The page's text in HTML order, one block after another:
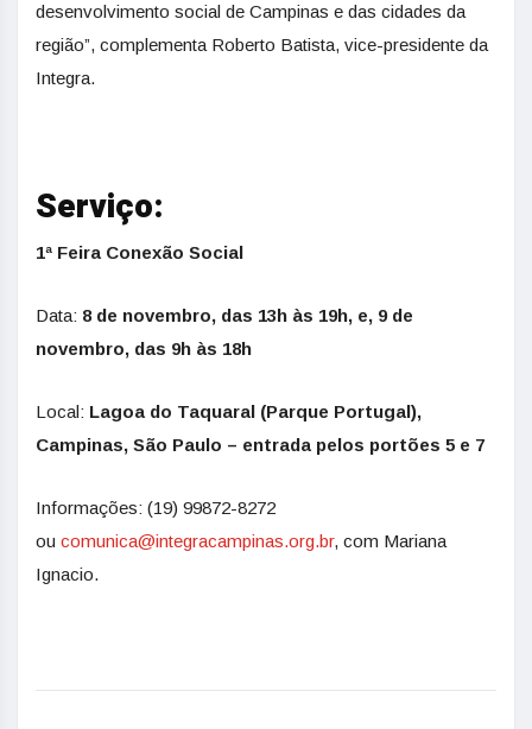
desenvolvimento social de Campinas e das cidades da
região”, complementa Roberto Batista, vice-presidente da
Integra.
Serviço:
1ª Feira Conexão Social
Data: 8 de novembro, das 13h às 19h, e, 9 de
novembro, das 9h às 18h
Local: Lagoa do Taquaral (Parque Portugal),
Campinas, São Paulo – entrada pelos portões 5 e 7
Informações: (19) 99872-8272
ou comunica@integracampinas.org.br, com Mariana
Ignacio.